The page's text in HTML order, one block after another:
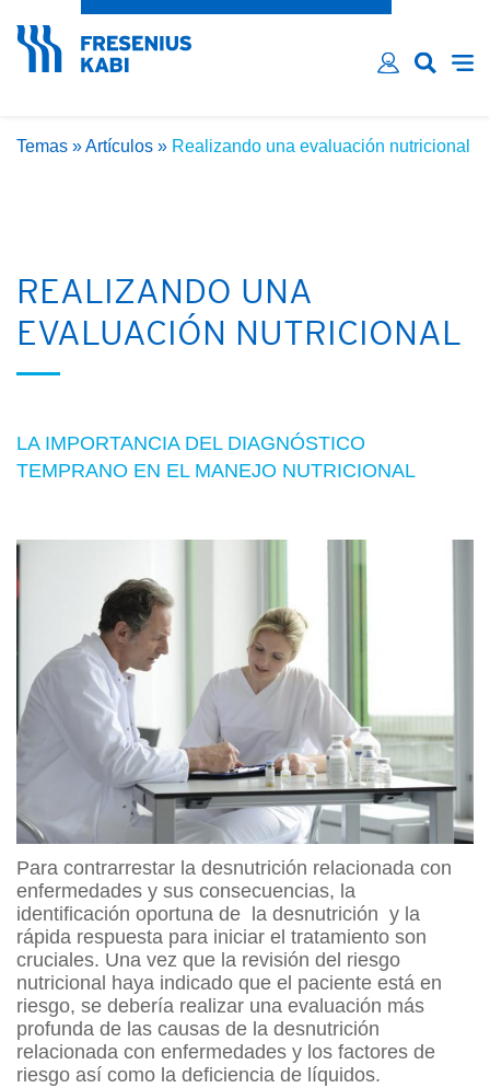
Email*
Recordarme
Temas »Artículos » Realizando una evaluación nutricional
REALIZANDO UNA
EVALUACIÓN NUTRICIONAL
LA IMPORTANCIA DEL DIAGNÓSTICO
TEMPRANO EN EL MANEJO NUTRICIONAL
Para contrarrestar la desnutrición relacionada con
enfermedades y sus consecuencias, la
identificación oportuna de la desnutrición y la
rápida respuesta para iniciar el tratamiento son
cruciales. Una vez que la revisión del riesgo
nutricional haya indicado que el paciente está en
riesgo, se debería realizar una evaluación más
profunda de las causas de la desnutrición
relacionada con enfermedades y los factores de
riesgo así como la deficiencia de líquidos.